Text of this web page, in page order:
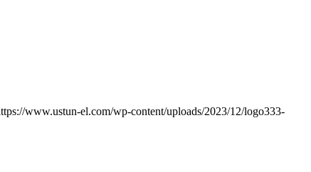
www.ustun-el.com/wp-content/uploads/2023/12/logo333-